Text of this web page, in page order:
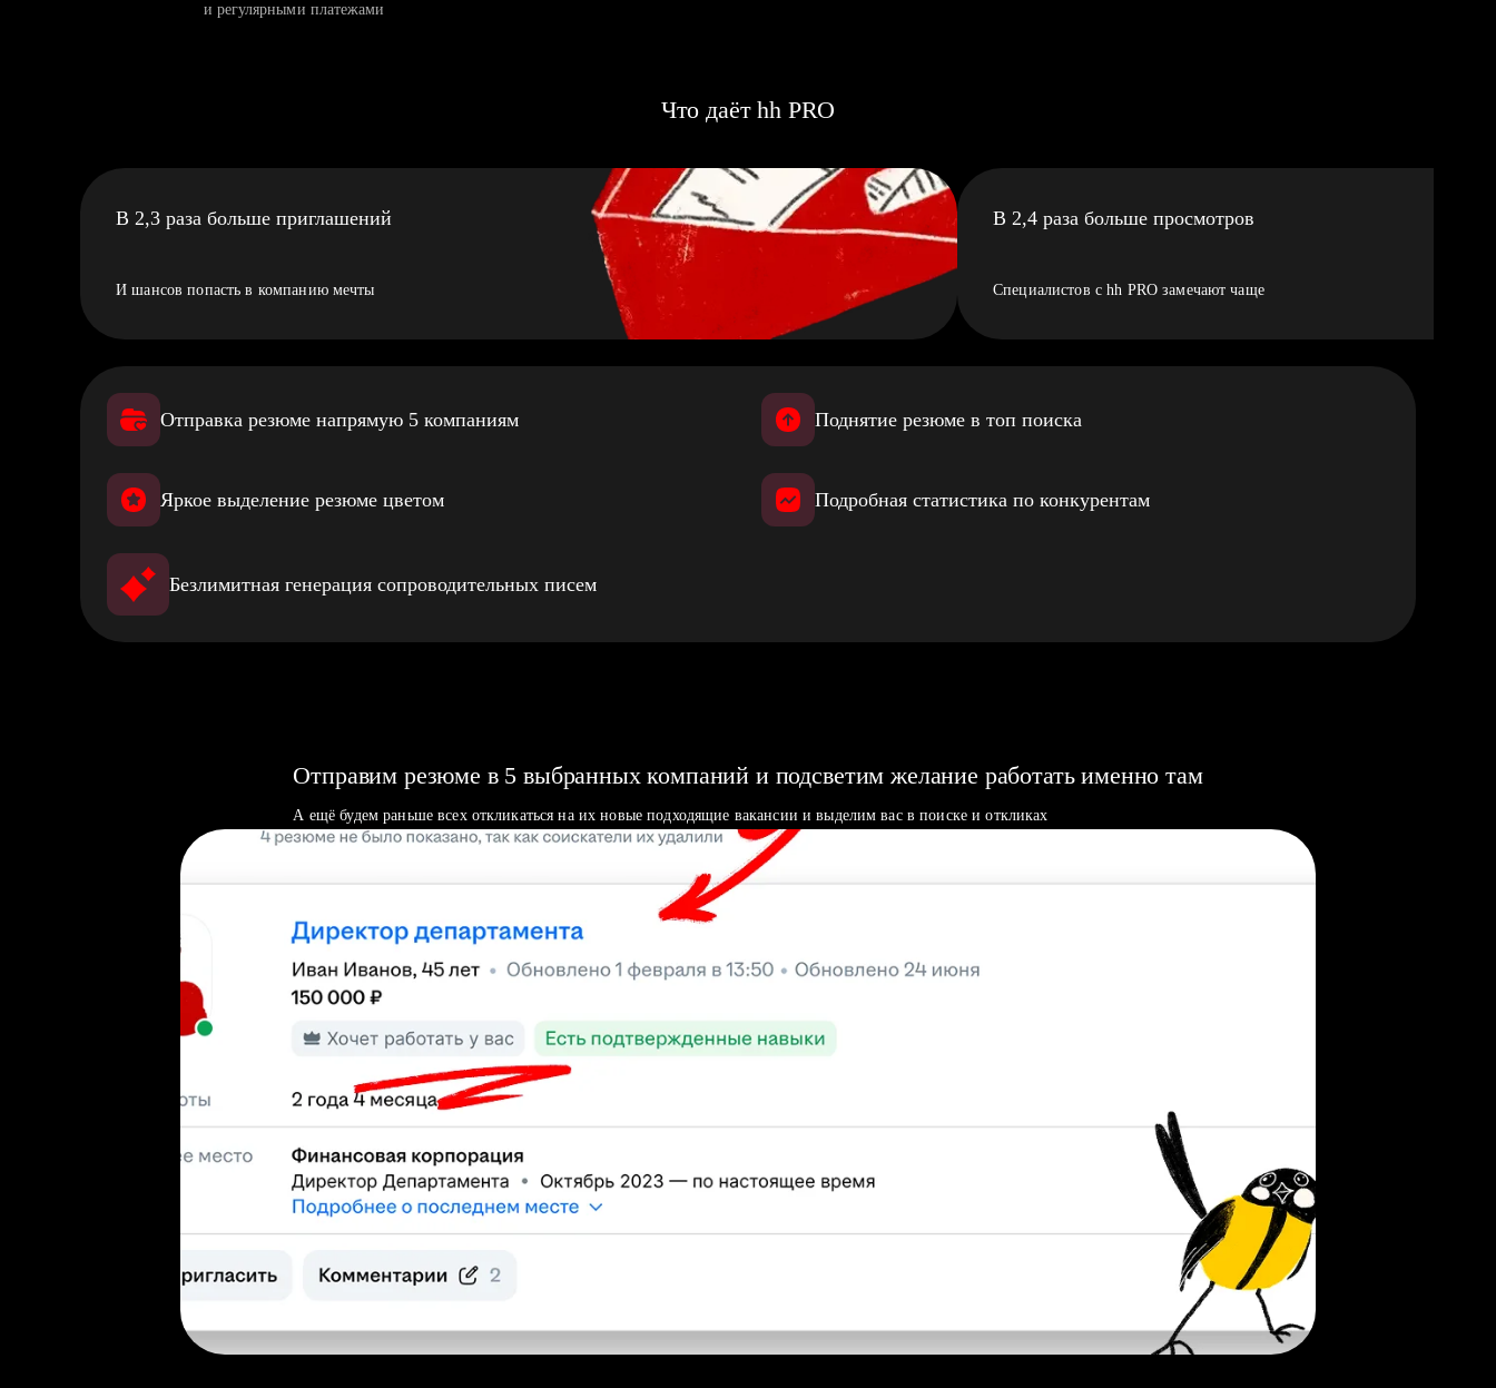
и регулярными платежами
Что даёт hh PRO
В 2,3 раза больше приглашений
И шансов попасть в компанию мечты
В 2,4 раза больше просмотров
Специалистов с hh PRO замечают чаще
Отправка резюме напрямую 5 компаниям Поднятие резюме в топ поиска
Яркое выделение резюме цветом Подробная статистика по конкурентам
Безлимитная генерация сопроводительных писем
Отправим резюме в 5 выбранных компаний и подсветим желание работать именно там
А ещё будем раньше всех откликаться на их новые подходящие вакансии и выделим вас в поиске и откликах